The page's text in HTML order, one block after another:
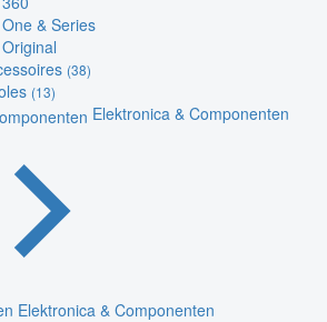
& Series
(38)
(13)
Elektronica & Componenten
Elektronica & Componenten